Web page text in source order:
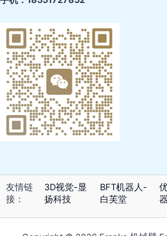
友情链
接：
3D视觉-显
扬科技
BFT机器人-
白芙堂